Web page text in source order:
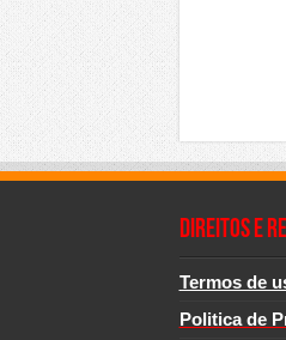
Direitos e
Termos de
Politica de